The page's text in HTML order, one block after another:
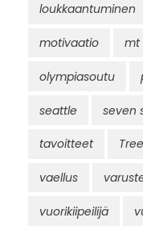
loukkaantuminen
motivaatio mt
olympiasoutu
seattle seven
tavoitteet
vaellus
vuorikiipeilijä